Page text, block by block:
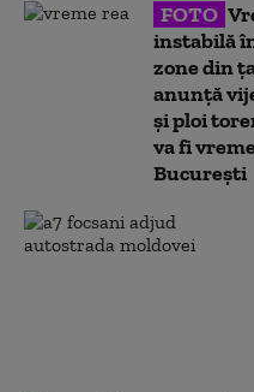
FOTO
instabilă
zone din
anunță
și ploi
va fi
București